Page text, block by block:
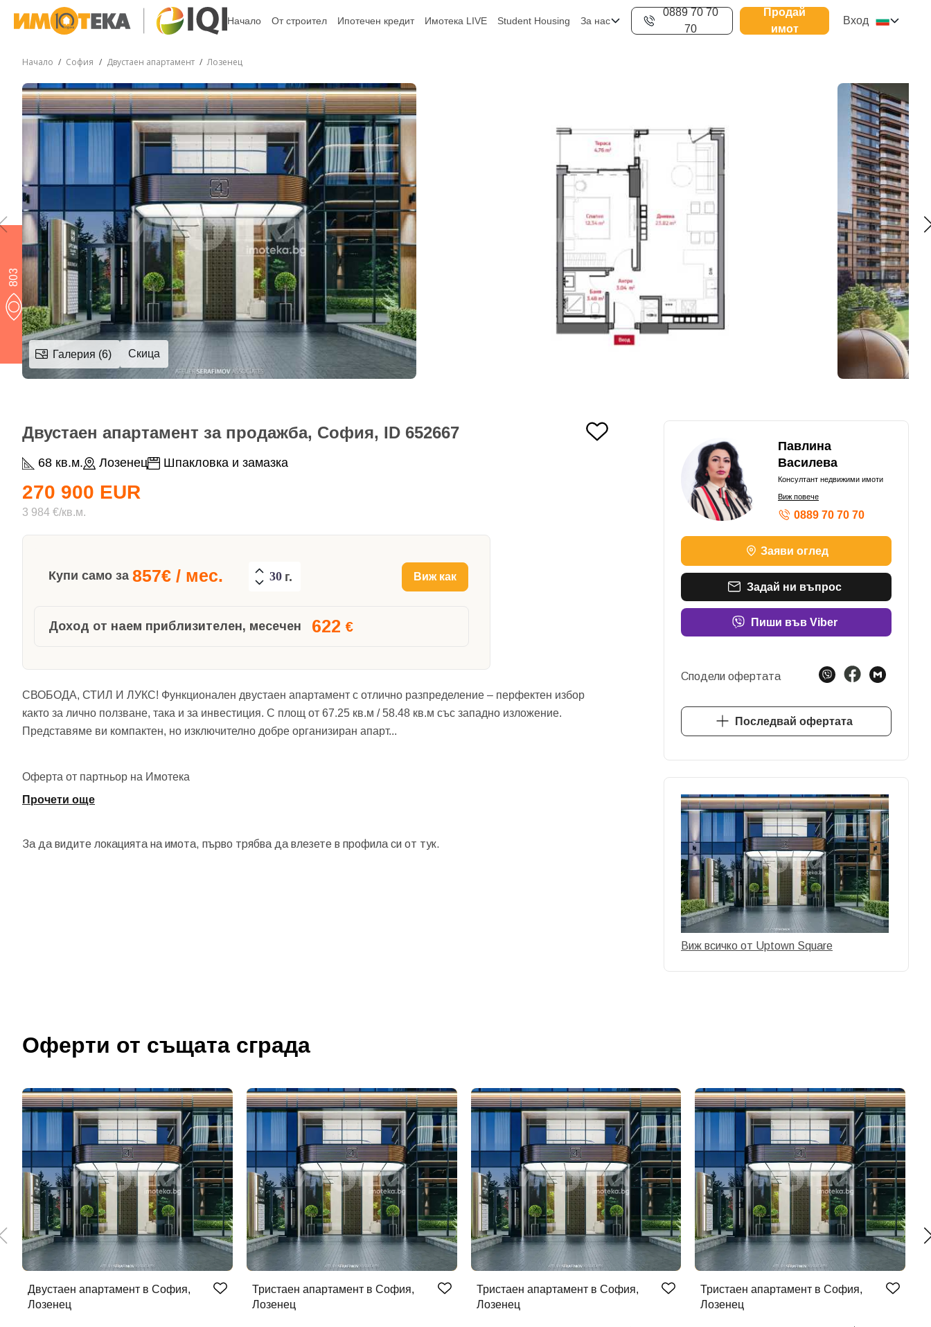
Начало От строител Ипотечен кредит Имотека LIVE Student Housing За нас
0889 70 70
70
Продай
имот
Вход
Начало София Двустаен апартамент Лозенец
803
Галерия (6) Скица
Двустаен апартамент за продажба, София, ID 652667
68 кв.м. Лозенец Шпакловка и замазка
270 900 EUR
3 984 €/кв.м.
Купи само за 857€ / мес. г. Виж как
Доход от наем приблизителен, месечен 622 €
СВОБОДА, СТИЛ И ЛУКС! Функционален двустаен апартамент с отлично разпределение – перфектен избор
както за лично ползване, така и за инвестиция. С площ от 67.25 кв.м / 58.48 кв.м със западно изложение.
Представяме ви компактен, но изключително добре организиран апарт...
Оферта от партньор на Имотека
Прочети още
За да видите локацията на имота, първо трябва да влезете в профила си от тук.
Павлина
Василева
Консултант недвижими имоти
Виж повече
0889 70 70 70
Заяви оглед
Задай ни въпрос
Пиши във Viber
Сподели офертата
Последвай офертата
Виж всичко от Uptown Square
Оферти от същата сграда
Двустаен апартамент в София,
Лозенец
Тристаен апартамент в София,
Лозенец
Тристаен апартамент в София,
Лозенец
Тристаен апартамент в София,
Лозенец